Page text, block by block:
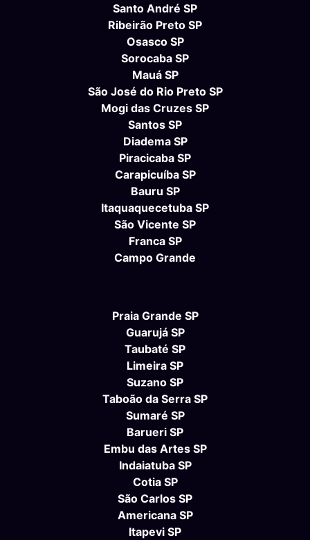
Santo André SP
Ribeirão Preto SP
Osasco SP
Sorocaba SP
Mauá SP
São José do Rio Preto SP
Mogi das Cruzes SP
Santos SP
Diadema SP
Piracicaba SP
Carapicuíba SP
Bauru SP
Itaquaquecetuba SP
São Vicente SP
Franca SP
Campo Grande
Praia Grande SP
Guarujá SP
Taubaté SP
Limeira SP
Suzano SP
Taboão da Serra SP
Sumaré SP
Barueri SP
Embu das Artes SP
Indaiatuba SP
Cotia SP
São Carlos SP
Americana SP
Itapevi SP